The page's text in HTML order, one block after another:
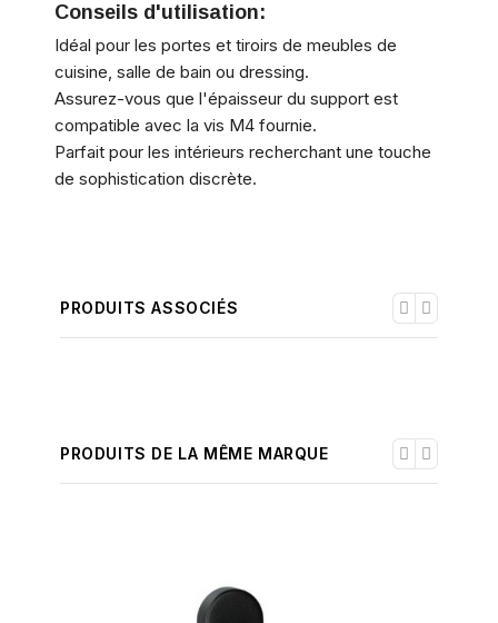
Conseils d'utilisation:
Idéal pour les portes et tiroirs de meubles de
cuisine, salle de bain ou dressing.
Assurez-vous que l'épaisseur du support est
compatible avec la vis M4 fournie.
Parfait pour les intérieurs recherchant une touche
de sophistication discrète.
PRODUITS ASSOCIÉS
PRODUITS DE LA MÊME MARQUE